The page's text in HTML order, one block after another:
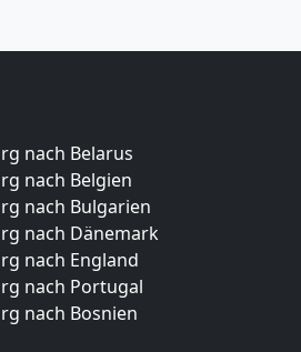
nach Belarus
nach Belgien
nach Bulgarien
nach Dänemark
nach England
nach Portugal
nach Bosnien